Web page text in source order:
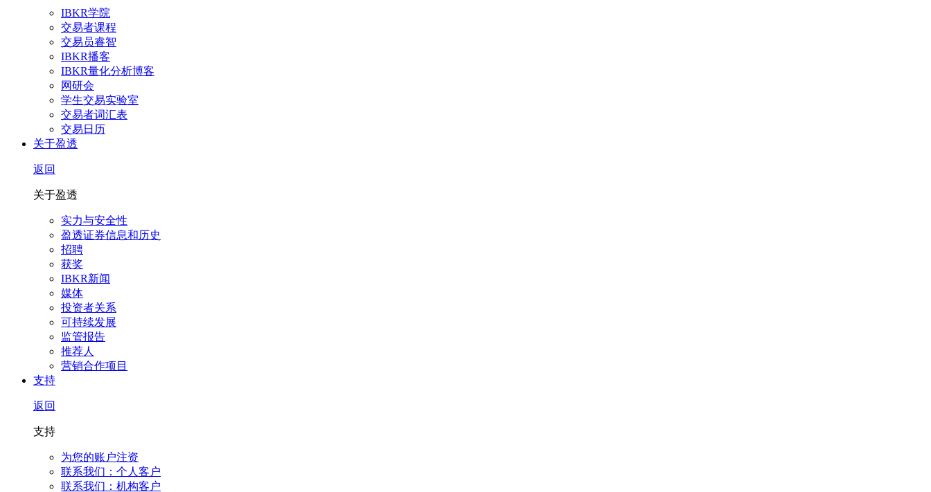
IBKR学院
交易者课程
交易员睿智
IBKR播客
IBKR量化分析博客
网研会
学生交易实验室
交易者词汇表
交易日历
关于盈透
返回
关于盈透
实力与安全性
盈透证券信息和历史
招聘
获奖
IBKR新闻
媒体
投资者关系
可持续发展
监管报告
推荐人
营销合作项目
支持
返回
支持
为您的账户注资
联系我们：个人客户
联系我们：机构客户